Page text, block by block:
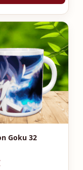
Goku 32